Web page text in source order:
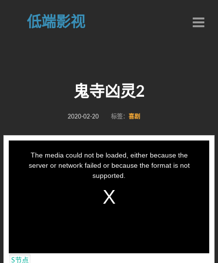
低端影视
鬼寺凶灵2
2020-02-20 标签： 喜剧
The media could not be loaded, either because the
server or network failed or because the format is not
supported.
S节点